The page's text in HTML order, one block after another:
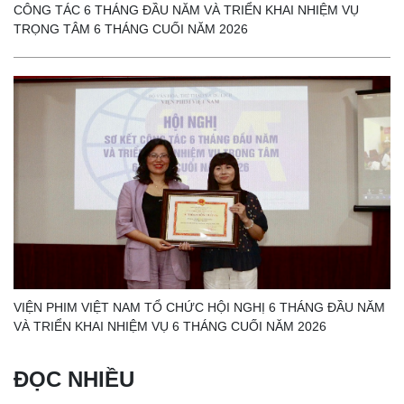
CÔNG TÁC 6 THÁNG ĐẦU NĂM VÀ TRIỂN KHAI NHIỆM VỤ
TRỌNG TÂM 6 THÁNG CUỐI NĂM 2026
VIỆN PHIM VIỆT NAM TỔ CHỨC HỘI NGHỊ 6 THÁNG ĐẦU NĂM
VÀ TRIỂN KHAI NHIỆM VỤ 6 THÁNG CUỐI NĂM 2026
ĐỌC NHIỀU